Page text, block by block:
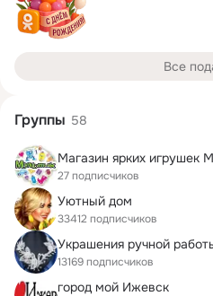
Все
Группы 58
Магазин ярких игрушек
27 подписчиков
Уютный дом
33412 подписчиков
Украшения ручной
13169 подписчиков
город мой Ижевск